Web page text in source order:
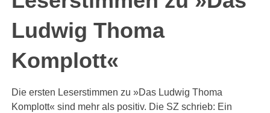
Ludwig Thoma
Komplott«
Die ersten Leserstimmen zu »Das Ludwig Thoma
Komplott« sind mehr als positiv. Die SZ schrieb: Ein